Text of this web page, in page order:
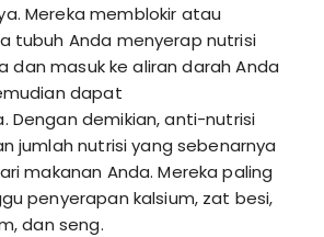
Mereka memblokir atau
tubuh Anda menyerap nutrisi
dan masuk ke aliran darah Anda
dapat
Dengan demikian, anti-nutrisi
jumlah nutrisi yang sebenarnya
makanan Anda. Mereka paling
penyerapan kalsium, zat besi,
dan seng.